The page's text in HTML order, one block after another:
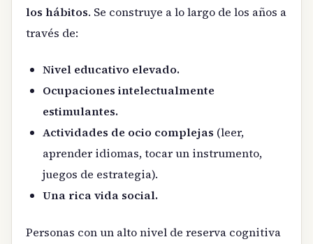
los hábitos. Se construye a lo largo de los años a
través de:
Nivel educativo elevado.
Ocupaciones intelectualmente
estimulantes.
Actividades de ocio complejas (leer,
aprender idiomas, tocar un instrumento,
juegos de estrategia).
Una rica vida social.
Personas con un alto nivel de reserva cognitiva